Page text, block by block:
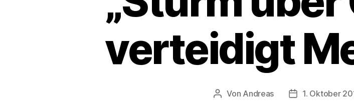
verteidigt
Beitragsautor
Von Andreas Beitragsdatum
1. Oktober